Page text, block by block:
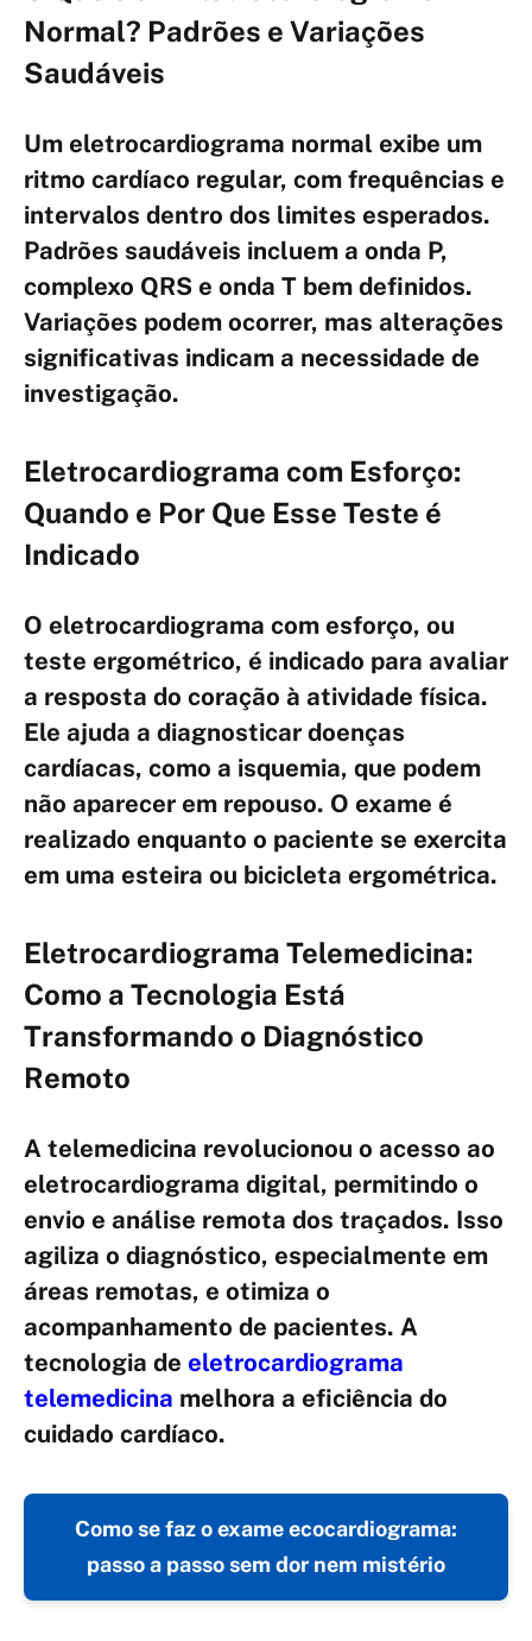
Normal? Padrões e Variações
Saudáveis
Um eletrocardiograma normal exibe um
ritmo cardíaco regular, com frequências e
intervalos dentro dos limites esperados.
Padrões saudáveis incluem a onda P,
complexo QRS e onda T bem definidos.
Variações podem ocorrer, mas alterações
significativas indicam a necessidade de
investigação.
Eletrocardiograma com Esforço:
Quando e Por Que Esse Teste é
Indicado
O eletrocardiograma com esforço, ou
teste ergométrico, é indicado para avaliar
a resposta do coração à atividade física.
Ele ajuda a diagnosticar doenças
cardíacas, como a isquemia, que podem
não aparecer em repouso. O exame é
realizado enquanto o paciente se exercita
em uma esteira ou bicicleta ergométrica.
Eletrocardiograma Telemedicina:
Como a Tecnologia Está
Transformando o Diagnóstico
Remoto
A telemedicina revolucionou o acesso ao
eletrocardiograma digital, permitindo o
envio e análise remota dos traçados. Isso
agiliza o diagnóstico, especialmente em
áreas remotas, e otimiza o
acompanhamento de pacientes. A
tecnologia de eletrocardiograma
telemedicina melhora a eficiência do
cuidado cardíaco.
Como se faz o exame ecocardiograma:
passo a passo sem dor nem mistério